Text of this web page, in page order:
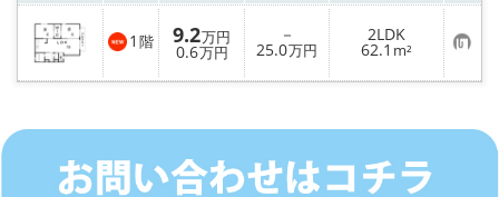
1 階 9.2万円
0.6万円
－
25.0万円
2LDK
62.1 m² お
気
に
登